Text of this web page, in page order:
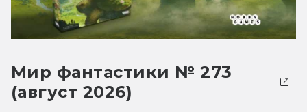
Мир фантастики № 273
(август 2026)